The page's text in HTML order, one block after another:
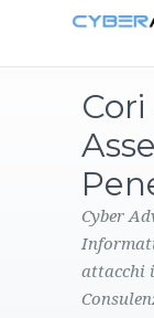
PRODOTTI
CONTATTI
Cyber
attacchi